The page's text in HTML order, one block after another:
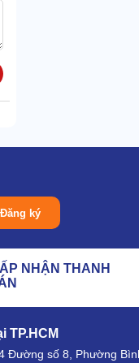
Đăng ký
NHẬN THANH
TP.HCM
Đường số 8, Phường